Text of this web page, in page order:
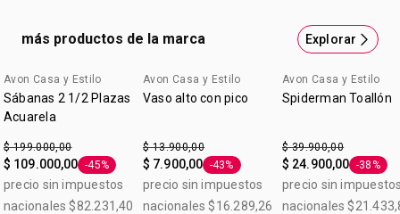
años o más. Usar bajo la supervisión de un adulto
más productos de la marca Explorar
Avon Casa y Estilo
Sábanas 2 1/2 Plazas
Acuarela
$ 199.000,00
$ 109.000,00 Etiqueta -45%
-45%
precio sin impuestos
nacionales $82.231,40
Avon Casa y Estilo
Vaso alto con pico
$ 13.900,00
$ 7.900,00 Etiqueta -43%
-43%
precio sin impuestos
nacionales $16.289,26
Avon Casa y Estilo
Spiderman Toallón
$ 39.900,00
$ 24.900,00 Etiqueta
-38%
precio sin
nacionales